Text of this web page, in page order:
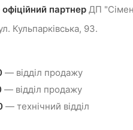
офіційний партнерДП
Кульпарківська, 93.
— відділ продажу
— відділ продажу
— технічний відділ